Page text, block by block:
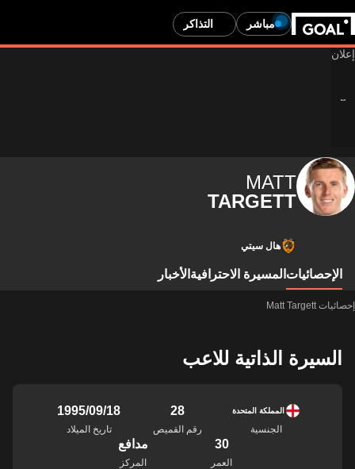
مباشر التذاكر
MATT
TARGETT
هال سيتي
الإحصائيات المسيرة الاحترافية الأخبار
إحصائيات Matt Targett
السيرة الذاتية للاعب
المملكة المتحدة
الجنسية
28
رقم القميص
18‏/09‏/1995
تاريخ الميلاد
30
العمر
مدافع
المركز